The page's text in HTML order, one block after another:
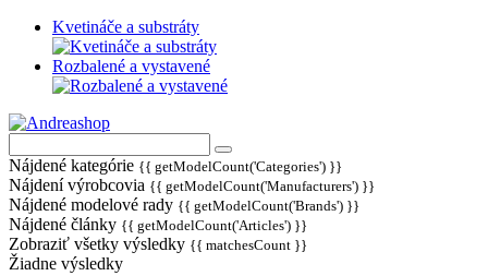
Kvetináče a substráty
Rozbalené a vystavené
Nájdené kategórie {{ getModelCount('Categories') }}
Nájdení výrobcovia {{ getModelCount('Manufacturers') }}
Nájdené modelové rady {{ getModelCount('Brands') }}
Nájdené články {{ getModelCount('Articles') }}
Zobraziť všetky výsledky {{ matchesCount }}
Žiadne výsledky